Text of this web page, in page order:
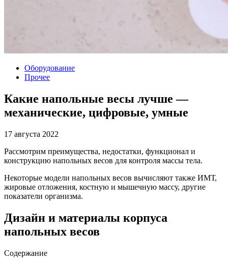
Оборудование
Прочее
Какие напольные весы лучше —
механические, цифровые, умные
17 августа 2022
Рассмотрим преимущества, недостатки, функционал и
конструкцию напольных весов для контроля массы тела.
Некоторые модели напольных весов вычисляют также ИМТ,
жировые отложения, костную и мышечную массу, другие
показатели организма.
Дизайн и материалы корпуса
напольных весов
Содержание